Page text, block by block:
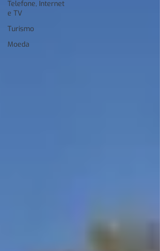
Telefone, Internet
e TV
Turismo
Moeda